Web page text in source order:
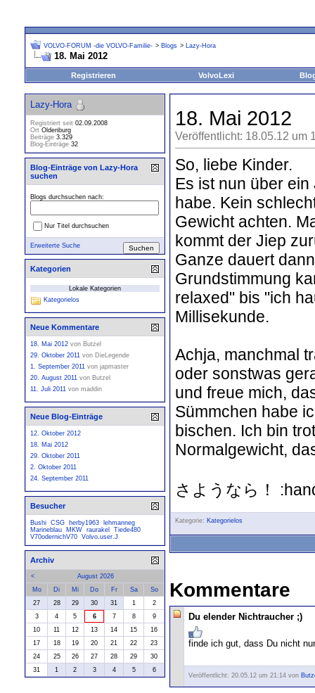
VOLVO-FORUM -die VOLVO-Familie- > Blogs > Lazy-Hora
18. Mai 2012
Registrieren VolvoLexi
18. Mai 2012
Veröffentlicht: 18.05.12 um
So, liebe Kinder.
Es ist nun über
habe. Kein
Gewicht achten.
kommt der Jiep
Ganze dauert
Grundstimmung
relaxed" bis "ich
Millisekunde.
Achja, manchmal
oder sonstwas
und freue mich,
Sümmchen habe
bischen. Ich bin
Normalgewicht,
さようなら！
Kategorie: Kategorielos
Kommentare
Du elender Nichtraucher ;)
finde ich gut, dass Du nicht
Veröffentlicht: 20.05.12 um 21:14 von
Lazy-Hora
Registriert seit 02.09.2008
Ort Oldenburg
Beiträge 3.329
Blog-Einträge 32
Blog-Einträge von Lazy-Hora
suchen
Blogs durchsuchen nach:
Nur Titel durchsuchen
Erweiterte Suche
Kategorien
Lokale Kategorien
Kategorielos
Neue Kommentare
18. Mai 2012 von Butzel
29. Oktober 2011 von DieLegende
1. September 2011 von japmaster
20. August 2011 von Butzel
11. Juli 2011 von maddin
Neue Blog-Einträge
12. Oktober 2012
18. Mai 2012
29. Oktober 2011
2. Oktober 2011
24. September 2011
Besucher
Bushi CSG herby1963
lehmanneg
Marineblau
MKW raurakel
Tiede480
V70odernichV70 Volvo.user.J
Archiv
<
August 2026
Mo
Di Mi Do Fr Sa
So
27
28 29 30 31 1
2
3
4 5 6 7 8
9
10
11 12 13 14 15
16
17
18 19 20 21 22
23
24
25 26 27 28 29
30
31
1 2 3 4 5 6